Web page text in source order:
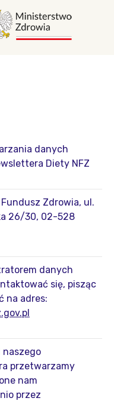
danych
Diety NFZ
Zdrowia, ul.
26/30, 02-528
danych
się, pisząc
na adres:
naszego
przetwarzamy
nam
przez